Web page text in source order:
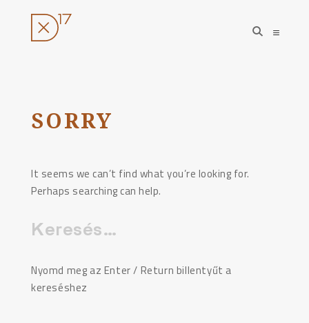
tartalomhoz
open
search
open
SORRY
It seems we can’t find what you’re looking for.
Perhaps searching can help.
Keresés:
Nyomd meg az Enter / Return billentyűt a
kereséshez